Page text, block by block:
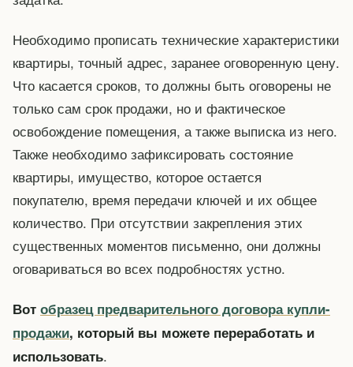
Необходимо прописать технические характеристики
квартиры, точный адрес, заранее оговоренную цену.
Что касается сроков, то должны быть оговорены не
только сам срок продажи, но и фактическое
освобождение помещения, а также выписка из него.
Также необходимо зафиксировать состояние
квартиры, имущество, которое остается
покупателю, время передачи ключей и их общее
количество. При отсутствии закрепления этих
существенных моментов письменно, они должны
оговариваться во всех подробностях устно.
Вот образец предварительного договора купли-
продажи, который вы можете переработать и
использовать.